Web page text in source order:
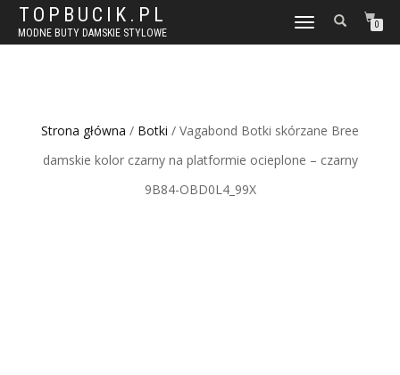
TOPBUCIK.PL
MODNE BUTY DAMSKIE STYLOWE
WŁĄCZ
NAWIGACJĘ
0
Strona główna / Botki / Vagabond Botki skórzane Bree
damskie kolor czarny na platformie ocieplone – czarny
9B84-OBD0L4_99X